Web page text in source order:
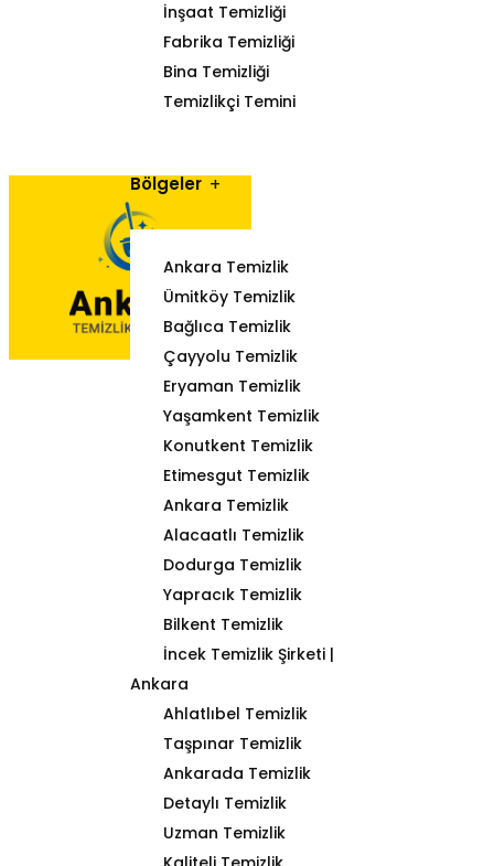
İnşaat Temizliği
Fabrika Temizliği
Bina Temizliği
Temizlikçi Temini
Bölgeler
Ankara Temizlik
Ümitköy Temizlik
Bağlıca Temizlik
Çayyolu Temizlik
Eryaman Temizlik
Yaşamkent Temizlik
Konutkent Temizlik
Etimesgut Temizlik
Ankara Temizlik
Alacaatlı Temizlik
Dodurga Temizlik
Yapracık Temizlik
Bilkent Temizlik
İncek Temizlik Şirketi |
Ankara
Ahlatlıbel Temizlik
Taşpınar Temizlik
Ankarada Temizlik
Detaylı Temizlik
Uzman Temizlik